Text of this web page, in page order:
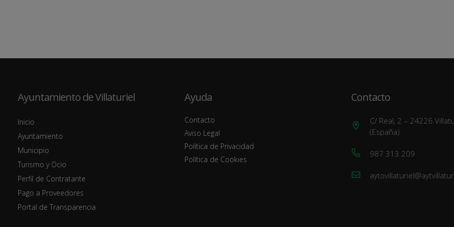
Ayuntamiento de Villaturiel
Inicio
Ayuntamiento
Municipio
Turismo y Ocio
Perfil de Contratante
Pago a Proveedores
Portal de Transparencia
Ayuda
Contacto
Aviso Legal
Política de Privacidad
Política de Cookies
Contacto
C/ Real, 2 – 24226
(España)
987 313 209